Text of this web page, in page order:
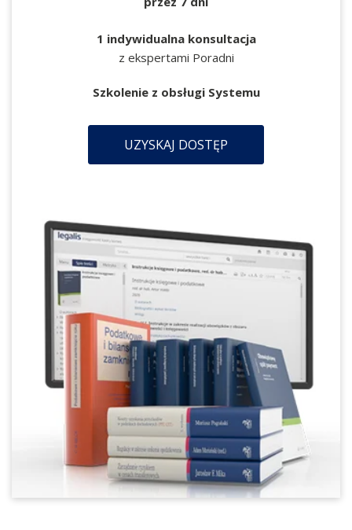
1 indywidualna konsultacja
z ekspertami Poradni
Szkolenie z obsługi Systemu
UZYSKAJ DOSTĘP